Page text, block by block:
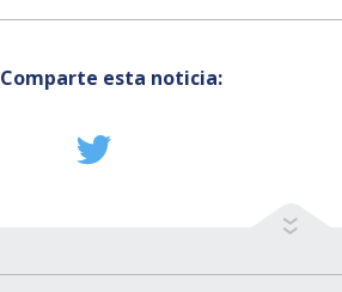
Comparte esta noticia: